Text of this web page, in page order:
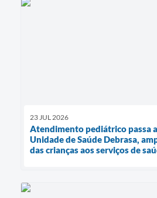
23 JUL 2026
Atendimento pediátrico passa
Unidade de Saúde Debrasa,
das crianças aos serviços de